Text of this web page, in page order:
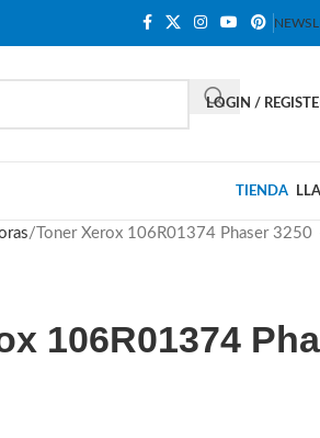
LOGIN /
TIENDA
Toner Xerox 106R01374 Phaser 3250
106R01374